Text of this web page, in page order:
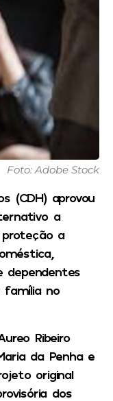
Foto: Adobe Stock
(CDH) aprovou
a
a
dependentes
família no
Ribeiro
da Penha e
original
dos